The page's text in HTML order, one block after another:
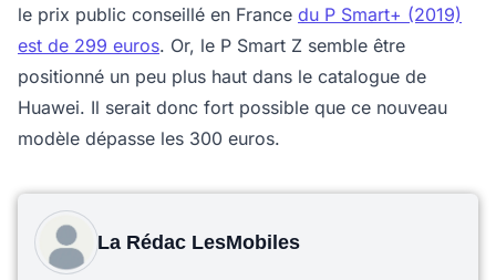
le prix public conseillé en France du P Smart+ (2019)
est de 299 euros. Or, le P Smart Z semble être
positionné un peu plus haut dans le catalogue de
Huawei. Il serait donc fort possible que ce nouveau
modèle dépasse les 300 euros.
La Rédac LesMobiles